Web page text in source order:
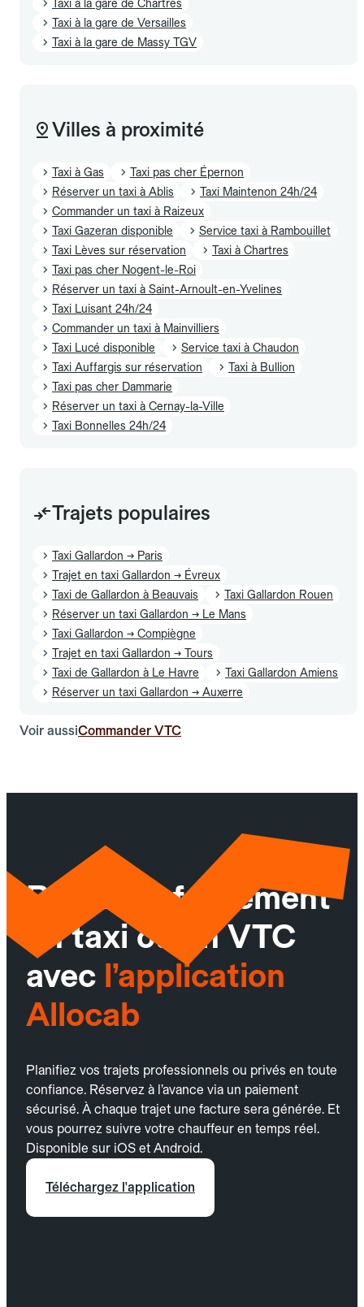
Taxi à la gare de Chartres
Taxi à la gare de Versailles
Taxi à la gare de Massy TGV
Villes à proximité
Taxi à Gas
Taxi pas cher Épernon
Réserver un taxi à Ablis
Taxi Maintenon 24h/24
Commander un taxi à Raizeux
Taxi Gazeran disponible
Service taxi à Rambouillet
Taxi Lèves sur réservation
Taxi à Chartres
Taxi pas cher Nogent-le-Roi
Réserver un taxi à Saint-Arnoult-en-Yvelines
Taxi Luisant 24h/24
Commander un taxi à Mainvilliers
Taxi Lucé disponible
Service taxi à Chaudon
Taxi Auffargis sur réservation
Taxi à Bullion
Taxi pas cher Dammarie
Réserver un taxi à Cernay-la-Ville
Taxi Bonnelles 24h/24
Trajets populaires
Taxi Gallardon → Paris
Trajet en taxi Gallardon → Évreux
Taxi de Gallardon à Beauvais
Taxi Gallardon Rouen
Réserver un taxi Gallardon → Le Mans
Taxi Gallardon → Compiègne
Trajet en taxi Gallardon → Tours
Taxi de Gallardon à Le Havre
Taxi Gallardon Amiens
Réserver un taxi Gallardon → Auxerre
Voir aussiCommander VTC
Réservez facilement
un taxi ou un VTC
avec l’application
Allocab
Planifiez vos trajets professionnels ou privés en toute
confiance. Réservez à l’avance via un paiement
sécurisé. À chaque trajet une facture sera générée. Et
vous pourrez suivre votre chauffeur en temps réel.
Disponible sur iOS et Android.
Téléchargez l'application